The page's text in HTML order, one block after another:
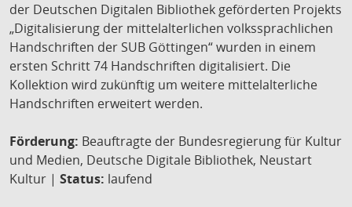
der Deutschen Digitalen Bibliothek geförderten Projekts
„Digitalisierung der mittelalterlichen volkssprachlichen
Handschriften der SUB Göttingen“ wurden in einem
ersten Schritt 74 Handschriften digitalisiert. Die
Kollektion wird zukünftig um weitere mittelalterliche
Handschriften erweitert werden.
Förderung: Beauftragte der Bundesregierung für Kultur
und Medien, Deutsche Digitale Bibliothek, Neustart
Kultur | Status: laufend